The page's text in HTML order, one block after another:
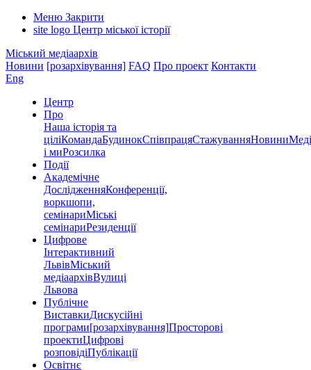
Меню Закрити
site logo Центр міської історії
Міський медіаархів
Новини [розархівування] FAQ Про проект Контакти
Eng
Центр
Про
Наша історія та
ціліКомандаБудинокСпівпрацяСтажуванняНовини
і миРозсилка
Події
Академічне
ДослідженняКонференції,
воркшопи,
семінариМіські
семінариРезиденції
Цифрове
Інтерактивний
ЛьвівМіський
медіаархівВулиці
Львова
Публічне
ВиставкиДискусійні
програми[розархівування]Просторові
проектиЦифрові
розповідіПублікації
Освітнє